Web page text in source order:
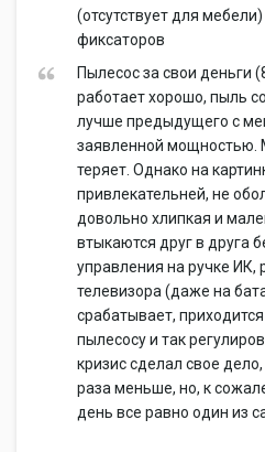
(отсутствует для
фиксаторов
Пылесос за свои деньги
работает хорошо, пыль
лучше предыдущего с
заявленной мощностью.
теряет. Однако на
привлекательней, не
довольно хлипкая и
втыкаются друг в друга
управления на ручке ИК,
телевизора (даже на
срабатывает,
пылесосу и так
кризис сделал свое
раза меньше, но, к
день все равно один из